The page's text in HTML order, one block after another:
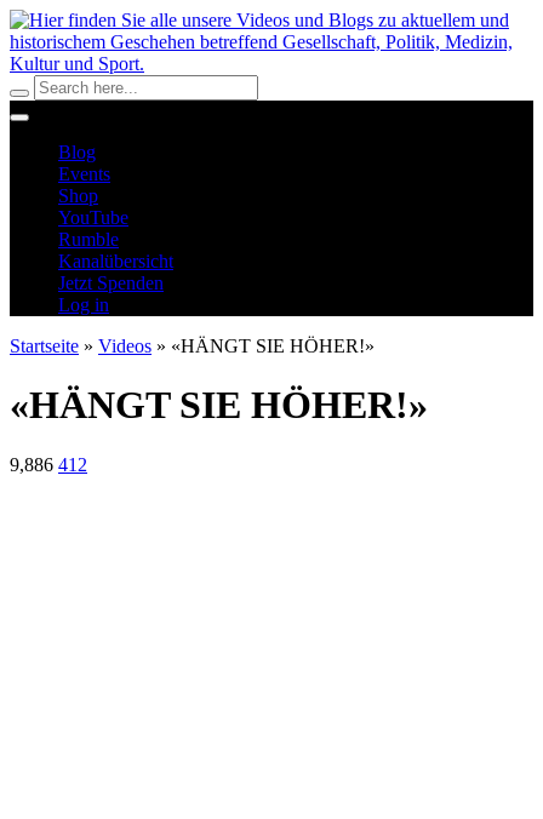
Blog
Events
Shop
YouTube
Rumble
Kanalübersicht
Jetzt Spenden
Log in
Startseite » Videos » «HÄNGT SIE HÖHER!»
«HÄNGT SIE HÖHER!»
9,886 412